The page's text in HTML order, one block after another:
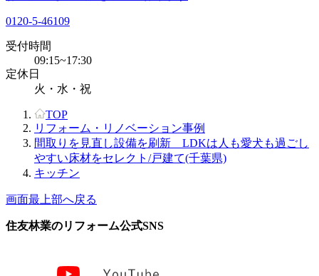
0120-5-46109
受付時間
09:15~17:30
定休日
火・水・祝
TOP
リフォーム・リノベーション事例
間取りを見直し設備を刷新 LDKは人も愛犬も過ごし
やすい床材をセレクト/戸建て(千葉県)
キッチン
画面最上部へ戻る
住友林業のリフォーム公式SNS